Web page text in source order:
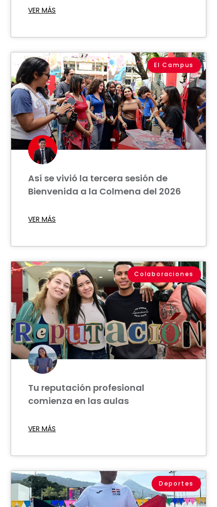
VER MÁS
El Campus
Así se vivió la tercera sesión de
Bienvenida a la Colmena del 2026
VER MÁS
Colaboraciones
Tu reputación profesional
comienza en las aulas
VER MÁS
Deportes